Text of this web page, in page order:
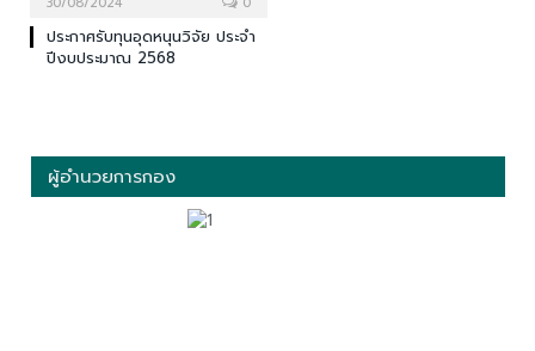
ประกาศรับทุนอุดหนุนวิจัย ประจำ
ปีงบประมาณ 2568
ผู้อำนวยการกอง